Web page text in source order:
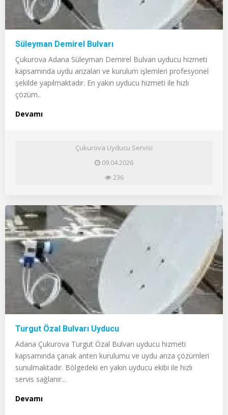
Süleyman Demirel Bulvarı
Çukurova Adana Süleyman Demirel Bulvarı uyducu hizmeti
kapsamında uydu arızaları ve kurulum işlemleri profesyonel
şekilde yapılmaktadır. En yakın uyducu hizmeti ile hızlı
çözüm..
Devamı
Çukurova Uyducu Servisi
09.04.2026
236
Turgut Özal Bulvarı Uyducu
Adana Çukurova Turgut Özal Bulvarı uyducu hizmeti
kapsamında çanak anten kurulumu ve uydu arıza çözümleri
sunulmaktadır. Bölgedeki en yakın uyducu ekibi ile hızlı
servis sağlanır...
Devamı